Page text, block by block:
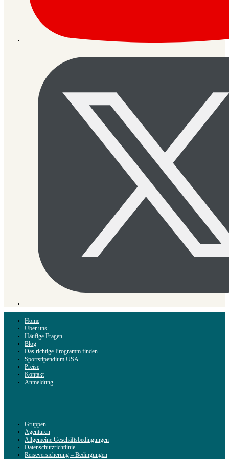
Home
Über uns
Häufige Fragen
Blog
Das richtige Programm finden
Sportstipendium USA
Preise
Kontakt
Anmeldung
Gruppen
Agenturen
Allgemeine Geschäftsbedingungen
Datenschutzrichtlinie
Reiseversicherung – Bedingungen